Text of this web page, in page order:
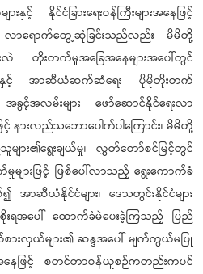
င့် နိုင်ငံခြားရေးဝန်ကြီးများအနေဖြင့်
လာရောက်တွေ့ဆုံခြင်းသည်လည်း မိမိတို့
းလဲ တိုးတက်မှုအခြေအနေများအပေါ်တွင်
ာနှင့် အာဆီယံဆက်ဆံရေး ပိုမိုတိုးတက်
င့်အလမ်းများ ဖော်ဆောင်နိုင်ရေးလာ
နားလည်သဘောပေါက်ပါကြောင်း၊ မိမိတို့
များ၏ရွေးချယ်မှု၊ လွှတ်တော်စင်မြင့်တွင်
ျားဖြင့် ဖြစ်ပေါ်လာသည့် ရွေးကောက်ခံ
အာဆီယံနိုင်ငံများ၊ ဒေသတွင်းနိုင်ငံများ
းရအပေါ် ထောက်ခံမဲပေးခဲ့ကြသည့် ပြည်
းလှယ်များ၏ ဆန္ဒအပေါ် မျက်ကွယ်မပြု
နေဖြင့် စတင်တာဝန်ယူစဉ်ကတည်းကပင်